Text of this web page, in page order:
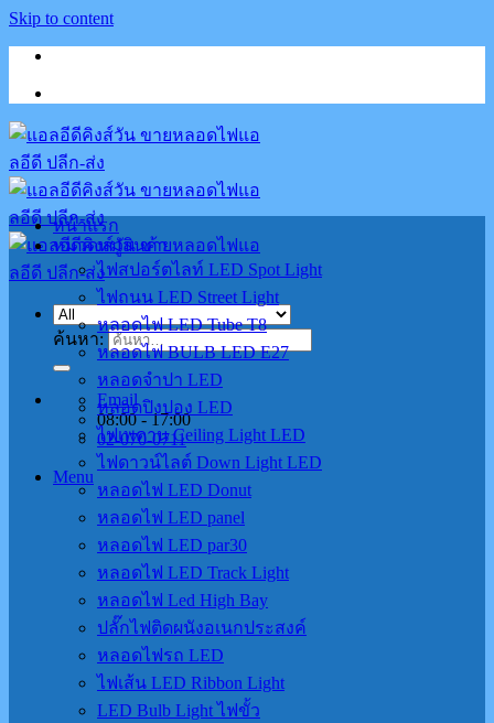
Skip to content
ค้นหา:
Email
08:00 - 17:00
02-070-0711
Menu
หน้าแรก
หมวดหมู่สินค้า
ไฟสปอร์ตไลท์ LED Spot Light
ไฟถนน LED Street Light
หลอดไฟ LED Tube T8
หลอดไฟ BULB LED E27
หลอดจำปา LED
หลอดปิงปอง LED
ไฟเพดาน Ceiling Light LED
ไฟดาวน์ไลต์ Down Light LED
หลอดไฟ LED Donut
หลอดไฟ LED panel
หลอดไฟ LED par30
หลอดไฟ LED Track Light
หลอดไฟ Led High Bay
ปลั๊กไฟติดผนังอเนกประสงค์
หลอดไฟรถ LED
ไฟเส้น LED Ribbon Light
LED Bulb Light ไฟขั้ว